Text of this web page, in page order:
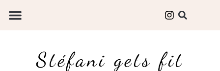
Stéfani gets fit